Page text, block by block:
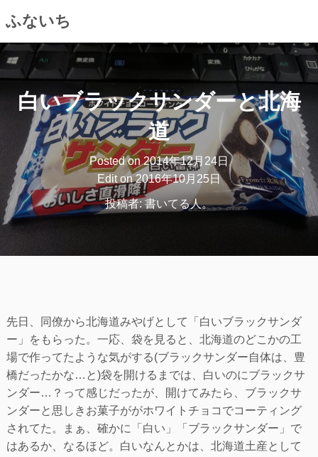
コ
ン
ッ
プ
ふないち
白いブラックサンダーと北海
道
Posted on 2014年12月24日
Edit on 2016年10月25日
投稿者: 書いてる人。
先日、同僚から北海道みやげとして「白いブラックサンダ
ー」をもらった。一応、袋を見ると、北海道のどこかの工
場で作ってたような気がする(ブラックサンダー自体は、豊
橋だったかな…と)袋を開けるまでは、白いのにブラックサ
ンダー…？って感じだったが、開けてみたら、ブラックサ
ンダーと思しきお菓子ががホワイトチョコでコーティング
されてた。まぁ、確かに「白い」「ブラックサンダー」で
はあるか、なるほど。白いなんとかは、北海道土産として